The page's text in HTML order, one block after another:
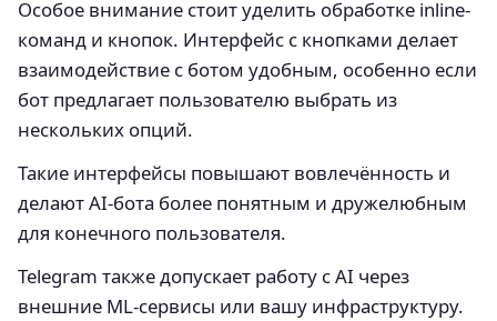
Особое внимание стоит уделить обработке inline-
команд и кнопок. Интерфейс с кнопками делает
взаимодействие с ботом удобным, особенно если
бот предлагает пользователю выбрать из
нескольких опций.
Такие интерфейсы повышают вовлечённость и
делают AI-бота более понятным и дружелюбным
для конечного пользователя.
Telegram также допускает работу с AI через
внешние ML-сервисы или вашу инфраструктуру.